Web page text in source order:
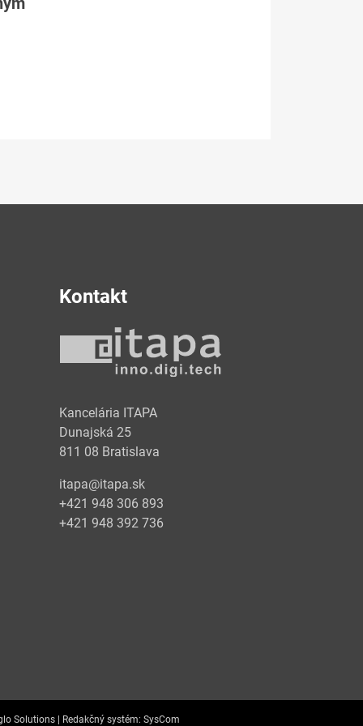
Kontakt
Kancelária ITAPA
Dunajská 25
811 08 Bratislava
itapa@itapa.sk
+421 948 306 893
+421 948 392 736
Solutions | Redakčný systém: SysCom